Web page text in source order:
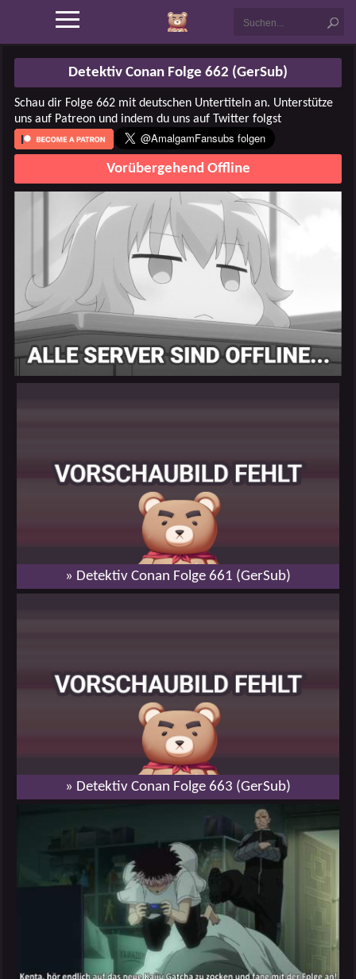
Detektiv Conan Folge 662 (GerSub)
Schau dir Folge 662 mit deutschen Untertiteln an. Unterstütze
uns auf Patreon und indem du uns auf Twitter folgst
Vorübergehend Offline
» Detektiv Conan Folge 661 (GerSub)
» Detektiv Conan Folge 663 (GerSub)